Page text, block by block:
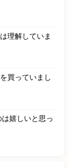
理解していま
買っていまし
嬉しいと思っ